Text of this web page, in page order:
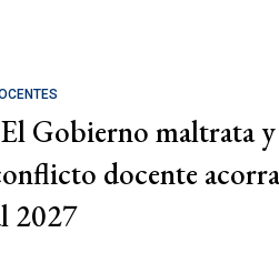
Gobierno maltrata
docente
2027